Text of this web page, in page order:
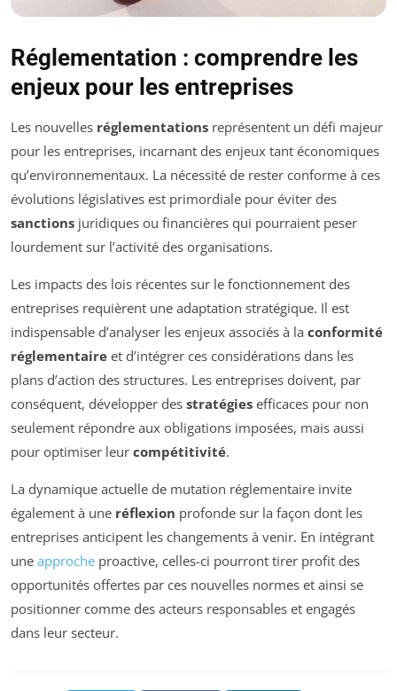
Réglementation : comprendre les
enjeux pour les entreprises
Les nouvelles réglementations représentent un défi majeur
pour les entreprises, incarnant des enjeux tant économiques
qu’environnementaux. La nécessité de rester conforme à ces
évolutions législatives est primordiale pour éviter des
sanctions juridiques ou financières qui pourraient peser
lourdement sur l’activité des organisations.
Les impacts des lois récentes sur le fonctionnement des
entreprises requièrent une adaptation stratégique. Il est
indispensable d’analyser les enjeux associés à la conformité
réglementaire et d’intégrer ces considérations dans les
plans d’action des structures. Les entreprises doivent, par
conséquent, développer des stratégies efficaces pour non
seulement répondre aux obligations imposées, mais aussi
pour optimiser leur compétitivité.
La dynamique actuelle de mutation réglementaire invite
également à une réflexion profonde sur la façon dont les
entreprises anticipent les changements à venir. En intégrant
une approche proactive, celles-ci pourront tirer profit des
opportunités offertes par ces nouvelles normes et ainsi se
positionner comme des acteurs responsables et engagés
dans leur secteur.